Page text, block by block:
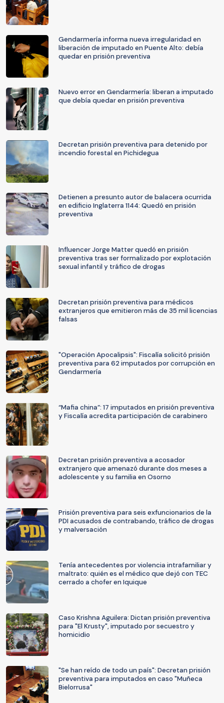
Gendarmería informa nueva irregularidad en
liberación de imputado en Puente Alto: debía
quedar en prisión preventiva
Nuevo error en Gendarmería: liberan a imputado
que debía quedar en prisión preventiva
Decretan prisión preventiva para detenido por
incendio forestal en Pichidegua
Detienen a presunto autor de balacera ocurrida
en edificio Inglaterra 1144: Quedó en prisión
preventiva
Influencer Jorge Matter quedó en prisión
preventiva tras ser formalizado por explotación
sexual infantil y tráfico de drogas
Decretan prisión preventiva para médicos
extranjeros que emitieron más de 35 mil licencias
falsas
"Operación Apocalipsis": Fiscalía solicitó prisión
preventiva para 62 imputados por corrupción en
Gendarmería
“Mafia china”: 17 imputados en prisión preventiva
y Fiscalía acredita participación de carabinero
Decretan prisión preventiva a acosador
extranjero que amenazó durante dos meses a
adolescente y su familia en Osorno
Prisión preventiva para seis exfuncionarios de la
PDI acusados de contrabando, tráfico de drogas
y malversación
Tenía antecedentes por violencia intrafamiliar y
maltrato: quién es el médico que dejó con TEC
cerrado a chofer en Iquique
Caso Krishna Aguilera: Dictan prisión preventiva
para "El Krusty", imputado por secuestro y
homicidio
"Se han reído de todo un país": Decretan prisión
preventiva para imputados en caso "Muñeca
Bielorrusa"